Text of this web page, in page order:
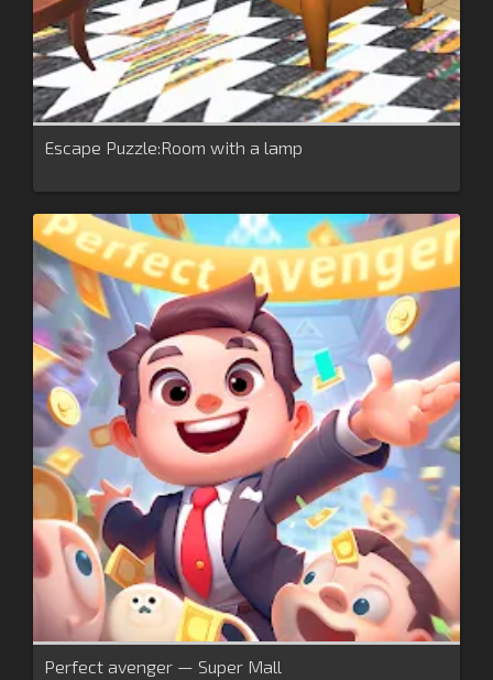
Escape Puzzle:Room with a lamp
Perfect avenger — Super Mall